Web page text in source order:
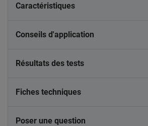
Caractéristiques
Conseils d'application
Résultats des tests
Fiches techniques
Poser une question